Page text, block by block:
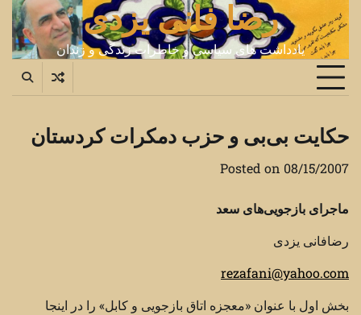
content
رضا فانی یزدی
یادداشت های سیاسی و خاطرات زندگی و زندان
حکایت بی‌بی و حزب دمکرات کردستان
Posted on 08/15/2007
ماجرای بازجویی‌های سعد
رضافانی یزدی
rezafani@yahoo.com
بخش اول با عنوان «معجزه اتاق بازجویی و کابل» را در اینجا